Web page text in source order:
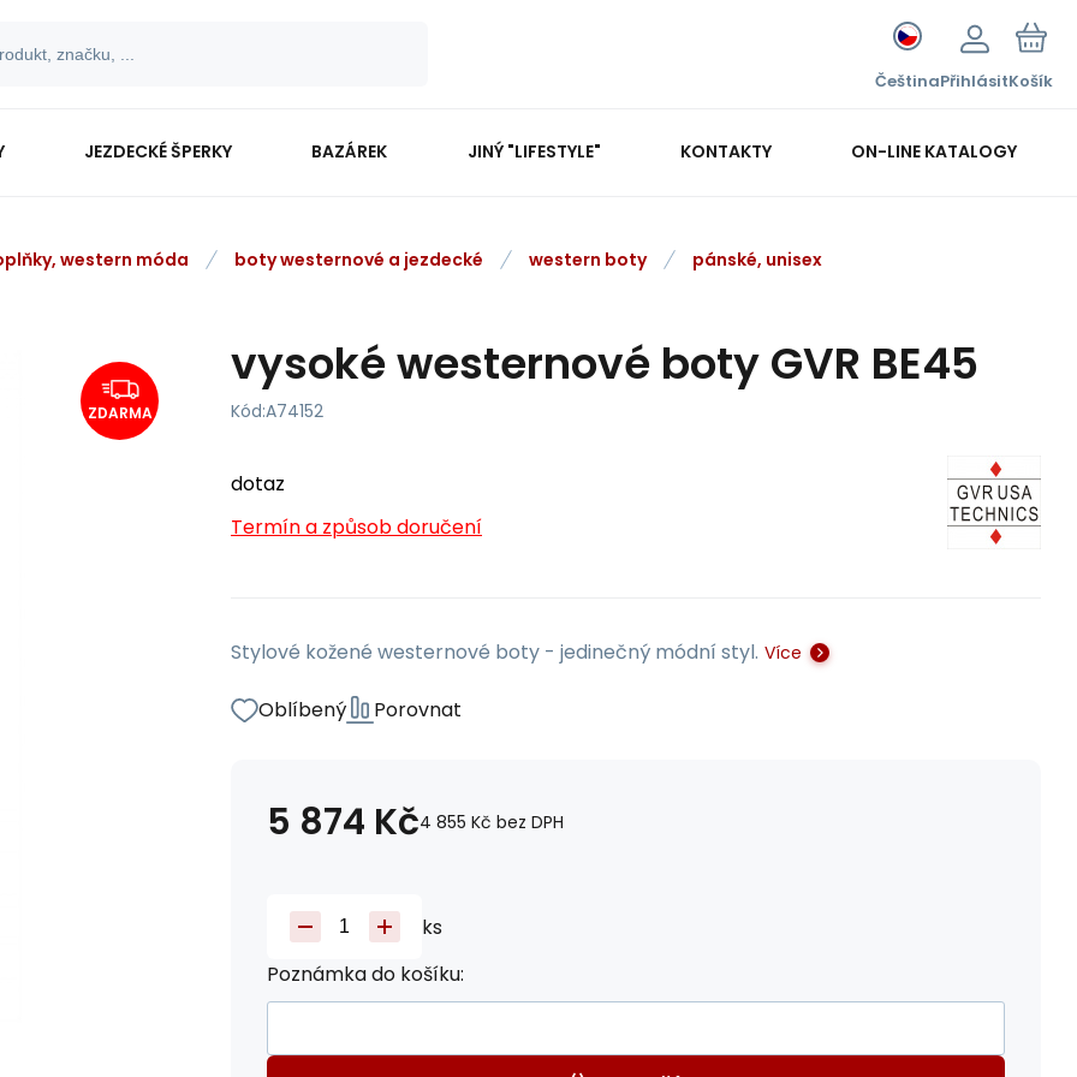
ČeštinaPřihlásitKošík
JEZDECKÉ ŠPERKY BAZÁREK JINÝ "LIFESTYLE" KONTAKTY ON-LINE KATALOGY
western móda boty westernové a jezdecké western boty pánské, unisex
ZDARMA
vysoké westernové boty GVR BE45
Kód:A74152
dotaz
Termín a způsob doručení
Stylové kožené westernové boty - jedinečný módní styl. Více
Oblíbený Porovnat
5 874 Kč4 855 Kč bez DPH
ks
Poznámka do košíku: